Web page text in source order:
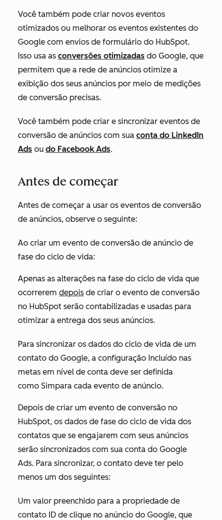
Você também pode criar novos eventos
otimizados ou melhorar os eventos existentes do
Google com envios de formulário do HubSpot.
Isso usa as conversões otimizadas do Google, que
permitem que a rede de anúncios otimize a
exibição dos seus anúncios por meio de medições
de conversão precisas.
Você também pode criar e sincronizar eventos de
conversão de anúncios com sua conta do LinkedIn
Ads ou do Facebook Ads.
Antes de começar
Antes de começar a usar os eventos de conversão
de anúncios, observe o seguinte:
Ao criar um evento de conversão de anúncio de
fase do ciclo de vida:
Apenas as alterações na fase do ciclo de vida que
ocorrerem depois de criar o evento de conversão
no HubSpot serão contabilizadas e usadas para
otimizar a entrega dos seus anúncios.
Para sincronizar os dados do ciclo de vida de um
contato do Google, a configuração Incluído nas
metas em nível de conta deve ser definida
como Simpara cada evento de anúncio.
Depois de criar um evento de conversão no
HubSpot, os dados de fase do ciclo de vida dos
contatos que se engajarem com seus anúncios
serão sincronizados com sua conta do Google
Ads. Para sincronizar, o contato deve ter pelo
menos um dos seguintes:
Um valor preenchido para a propriedade de
contato ID de clique no anúncio do Google, que